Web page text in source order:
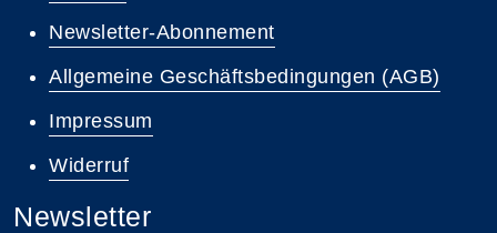
Newsletter-Abonnement
Allgemeine Geschäftsbedingungen (AGB)
Impressum
Widerruf
Newsletter